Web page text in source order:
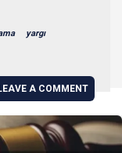
yargı
A COMMENT